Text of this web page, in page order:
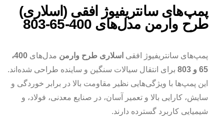
پمپ‌های سانتریفیوژ افقی (اسلاری)
طرح وارمن مدل‌های 400-65-803
پمپ‌های سانتریفیوژ افقی اسلاری طرح وارمن مدل‌های
400،
65 و 803
برای انتقال سیالات سنگین و ساینده طراحی شده‌اند.
این پمپ‌ها با ویژگی‌هایی نظیر مقاومت بالا در برابر خوردگی و
سایش، کارایی بالا و تعمیر آسان، در صنایع معدنی، فولاد، و
شیمیایی کاربرد گسترده دارند.